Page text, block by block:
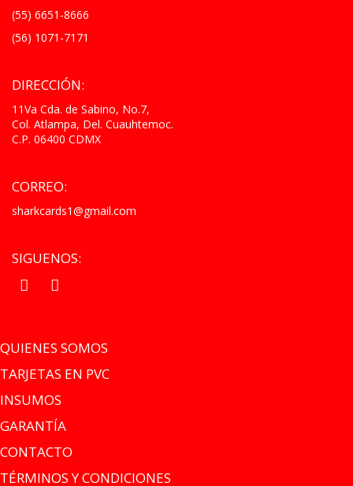
(55) 6651-8666
(56) 1071-7171
DIRECCIÓN:
11Va Cda. de Sabino, No.7,
Col. Atlampa, Del. Cuauhtemoc.
C.P. 06400 CDMX
CORREO:
sharkcards1@gmail.com
SIGUENOS:
QUIENES SOMOS
TARJETAS EN PVC
INSUMOS
GARANTÍA
CONTACTO
TÉRMINOS Y CONDICIONES